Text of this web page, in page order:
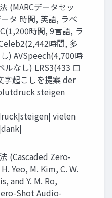
(MARCデータセッ
タ 時間, 英語, ラベ
時間, 9言語, ラ
時間, 多
) AVSpeech(4,700時
ルなし) LRS3(433 ロ
字起こしを提案 der
steigen
vielen
(Cascaded Zero-
Yeo, M. Kim, C. W.
and Y. M. Ro,
Shot Audio-